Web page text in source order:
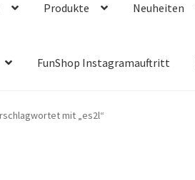
Produkte Neuheiten
FunShop Instagramauftritt
mit „es2l“